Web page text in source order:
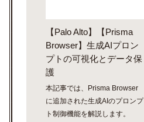
【Palo Alto】【Prisma
Browser】生成AIプロン
プトの可視化とデータ保
護
本記事では、Prisma Browser
に追加された生成AIのプロンプ
ト制御機能を解説します。